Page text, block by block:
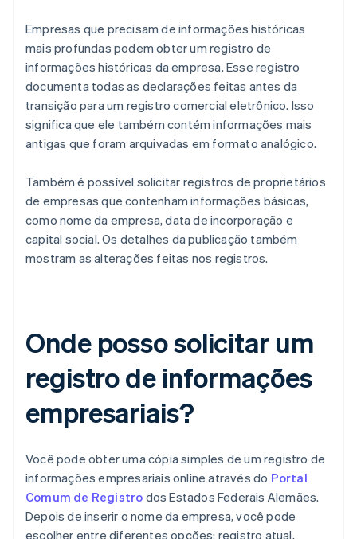
Empresas que precisam de informações históricas
mais profundas podem obter um registro de
informações históricas da empresa. Esse registro
documenta todas as declarações feitas antes da
transição para um registro comercial eletrônico. Isso
significa que ele também contém informações mais
antigas que foram arquivadas em formato analógico.
Também é possível solicitar registros de proprietários
de empresas que contenham informações básicas,
como nome da empresa, data de incorporação e
capital social. Os detalhes da publicação também
mostram as alterações feitas nos registros.
Onde posso solicitar um
registro de informações
empresariais?
Você pode obter uma cópia simples de um registro de
informações empresariais online através do Portal
Comum de Registro dos Estados Federais Alemães.
Depois de inserir o nome da empresa, você pode
escolher entre diferentes opções: registro atual,